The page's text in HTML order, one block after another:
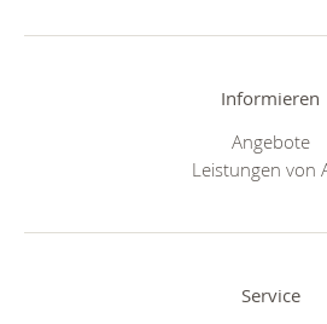
Informieren
Angebote
Leistungen von
Service